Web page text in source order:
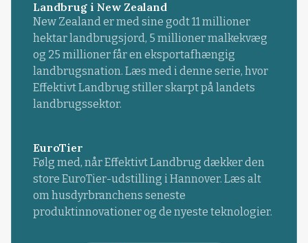
Landbrug i New Zealand
New Zealand er med sine godt 11 millioner
hektar landbrugsjord, 5 millioner malkekvæg
og 25 millioner får en eksportafhængig
landbrugsnation. Læs med i denne serie, hvor
Effektivt Landbrug stiller skarpt på landets
landbrugssektor.
EuroTier
Følg med, når Effektivt Landbrug dækker den
store EuroTier-udstilling i Hannover. Læs alt
om husdyrbranchens seneste
produktinnovationer og de nyeste teknologier.